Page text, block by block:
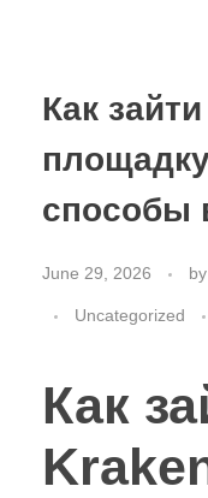
Как
способы
June 29, 2026 by
Uncategorized
Как